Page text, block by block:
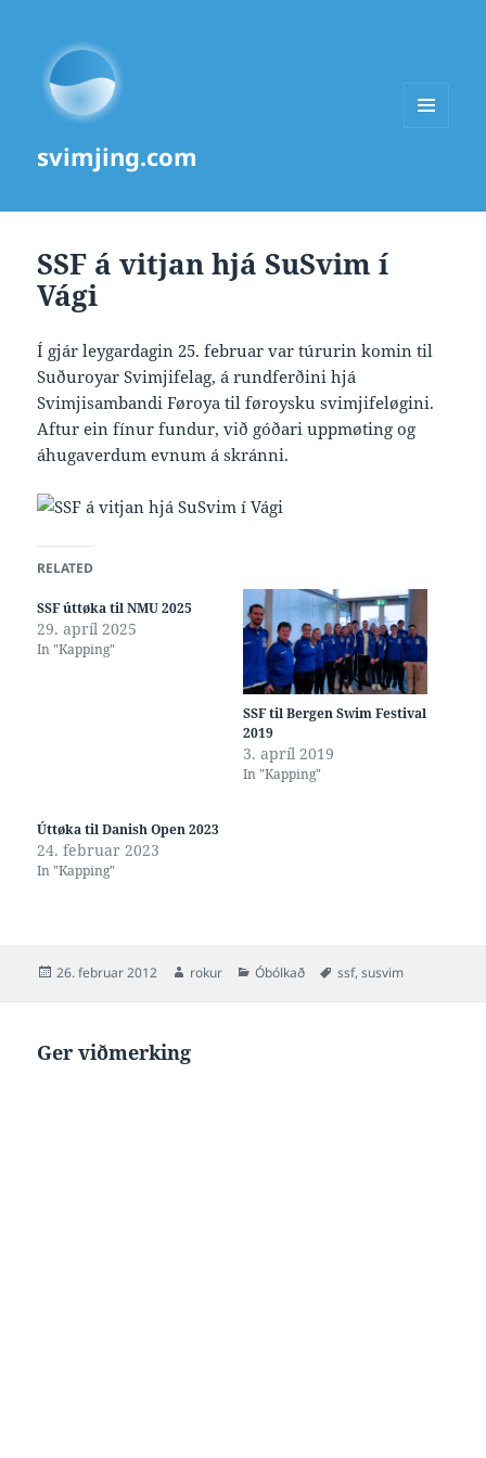
svimjing.com
SSF á vitjan hjá SuSvim í
Vági
Í gjár leygardagin 25. februar var túrurin komin til
Suðuroyar Svimjifelag, á rundferðini hjá
Svimjisambandi Føroya til føroysku svimjifeløgini.
Aftur ein fínur fundur, við góðari uppmøting og
áhugaverdum evnum á skránni.
RELATED
SSF úttøka til NMU 2025
29. apríl 2025
In "Kapping"
SSF til Bergen Swim Festival
2019
3. apríl 2019
In "Kapping"
Úttøka til Danish Open 2023
24. februar 2023
In "Kapping"
Posted
26. februar 2012 Author
rokur Categories
Óbólkað Tags
ssf,susvim
Ger viðmerking